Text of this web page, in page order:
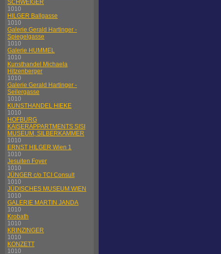
SCHWEIGER
1010
HILGER Ballgasse
1010
Galerie Gerald Hartinger -
Spiegelgasse
1010
Galerie HUMMEL
1010
Kunsthandel Michaela
Hitzenberger
1010
Galerie Gerald Hartinger -
Seilergasse
1010
KUNSTHANDEL HIEKE
1010
HOFBURG
KAISERAPPARTMENTS SISI
MUSEUM, SILBERKAMMER
1010
ERNST HILGER Wien 1
1010
Jesuiten Foyer
1010
JÜNGER c/o TCI Consult
1010
JÜDISCHES MUSEUM WIEN
1010
GALERIE MARTIN JANDA
1010
Krobath
1010
KRINZINGER
1010
KONZETT
1010